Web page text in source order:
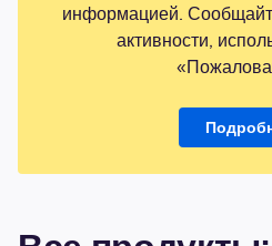
информацией.
активности,